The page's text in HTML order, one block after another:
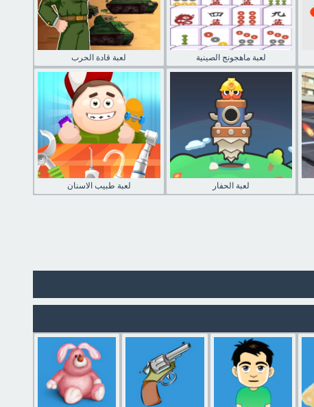
لعبة قادة الحرب لعبة ماهجونج الصينية
لعبة طبيب الاسنان لعبة الحفار